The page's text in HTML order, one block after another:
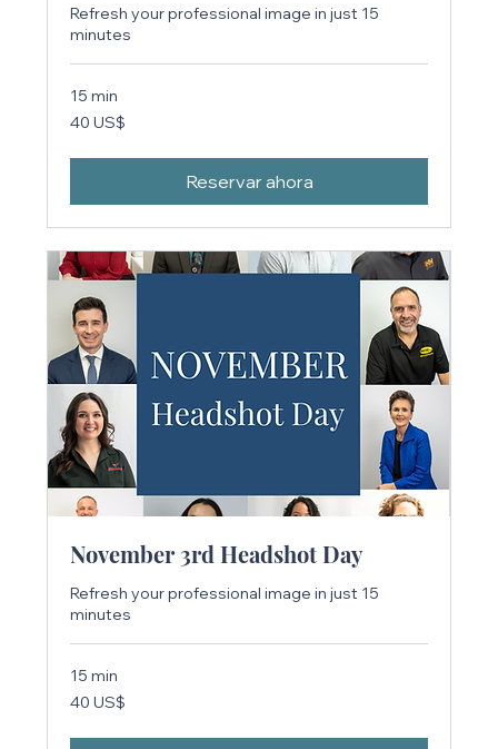
Refresh your professional image in just 15
minutes
15 min
40
dólares
40 US$
Reservar ahora
November 3rd Headshot Day
Refresh your professional image in just 15
minutes
15 min
40
dólares
40 US$